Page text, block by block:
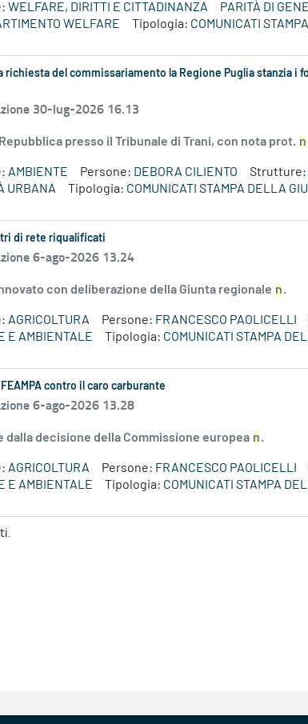
WELFARE, DIRITTI E CITTADINANZA PARITÀ DI
WELFARE Tipologia: COMUNICATI
richiesta del commissariamento la Regione Puglia stanzia i
30-lug-2026 16.13
presso il Tribunale di Trani, con nota prot. n
AMBIENTE Persone: DEBORA CILIENTO Strutture:
URBANA
Tipologia: COMUNICATI STAMPA DELLA
di rete riqualificati
6-ago-2026 13.24
con deliberazione della Giunta regionale n.
AGRICOLTURA Persone: FRANCESCO PAOLICELLI
E AMBIENTALE
Tipologia: COMUNICATI STAMPA
contro il caro carburante
6-ago-2026 13.28
decisione della Commissione europea n.
AGRICOLTURA Persone: FRANCESCO PAOLICELLI
E AMBIENTALE
Tipologia: COMUNICATI STAMPA